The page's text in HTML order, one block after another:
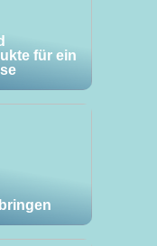
für ein